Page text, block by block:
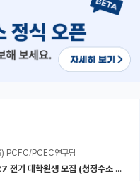
PCFC/PCEC연구팀
[KIST 수소에너지소재연구단 SSEMS] 2027 전기 대학원생 모집 (청정수소 생산/활용을 위한 프로톤 세라믹 전지)